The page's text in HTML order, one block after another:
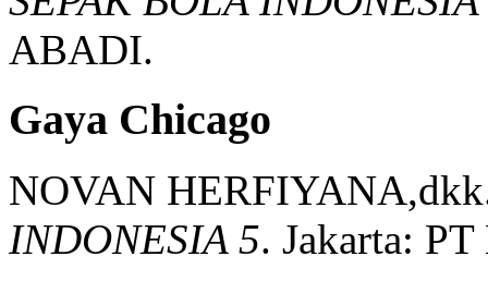
ABADI.
Gaya Chicago
NOVAN
INDONESIA 5. Jakarta: